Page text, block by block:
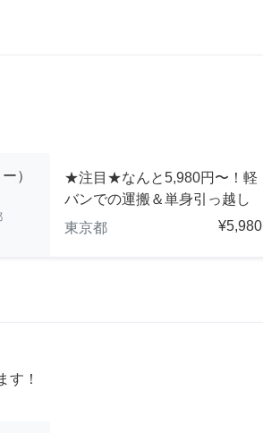
）
★注目★なんと5,980円〜！軽
バンでの運搬＆単身引っ越し
東京都
¥5,980
す！